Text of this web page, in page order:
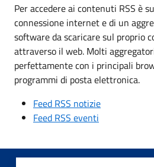
Per accedere ai contenuti RSS è
connessione internet e di un
software da scaricare sul proprio
attraverso il web. Molti
perfettamente con i principali
programmi di posta elettronica.
Feed RSS notizie
Feed RSS eventi